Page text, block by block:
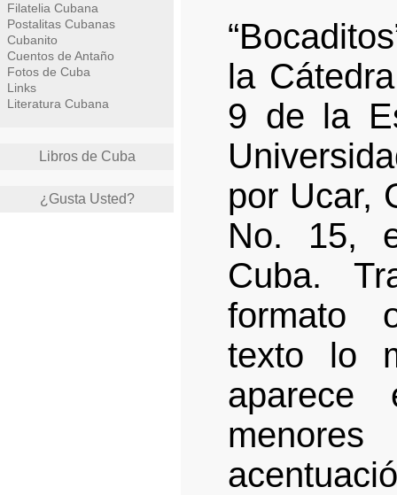
Filatelia Cubana
Postalitas Cubanas
Cubanito
Cuentos de Antaño
Fotos de Cuba
Links
Literatura Cubana
Libros de Cuba
¿Gusta Usted?
la
9 de la
por Ucar,
No. 15,
Cuba.
formato
texto lo
aparece